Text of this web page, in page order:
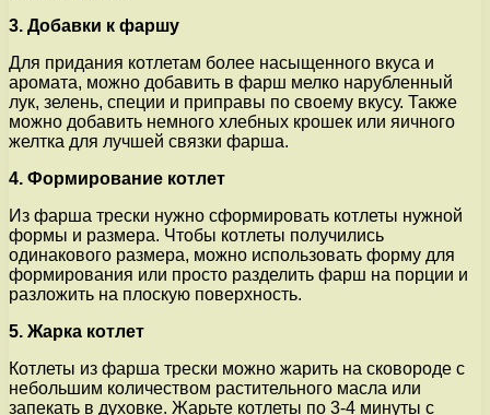
3. Добавки к фаршу
Для придания котлетам более насыщенного вкуса и
аромата, можно добавить в фарш мелко нарубленный
лук, зелень, специи и приправы по своему вкусу. Также
можно добавить немного хлебных крошек или яичного
желтка для лучшей связки фарша.
4. Формирование котлет
Из фарша трески нужно сформировать котлеты нужной
формы и размера. Чтобы котлеты получились
одинакового размера, можно использовать форму для
формирования или просто разделить фарш на порции и
разложить на плоскую поверхность.
5. Жарка котлет
Котлеты из фарша трески можно жарить на сковороде с
небольшим количеством растительного масла или
запекать в духовке. Жарьте котлеты по 3-4 минуты с